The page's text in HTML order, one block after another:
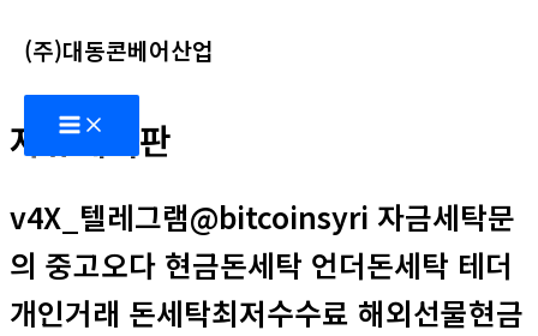
텐
츠
로
건
뛰
기
(주)대동콘베어산업
Main
Menu
자유게시판
v4X_텔레그램@bitcoinsyri 자금세탁문
의 중고오다 현금돈세탁 언더돈세탁 테더
개인거래 돈세탁최저수수료 해외선물현금